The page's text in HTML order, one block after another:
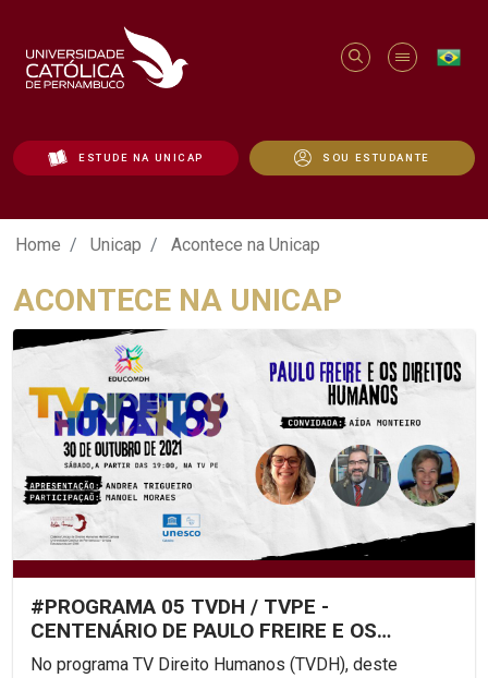
ESTUDE NA UNICAP SOU ESTUDANTE
Acontece na Unicap - Unicap
Home Unicap Acontece na Unicap
ACONTECE NA UNICAP
#PROGRAMA 05 TVDH / TVPE -
CENTENÁRIO DE PAULO FREIRE E OS
DIREITOS HUMANOS
No programa TV Direito Humanos (TVDH), deste